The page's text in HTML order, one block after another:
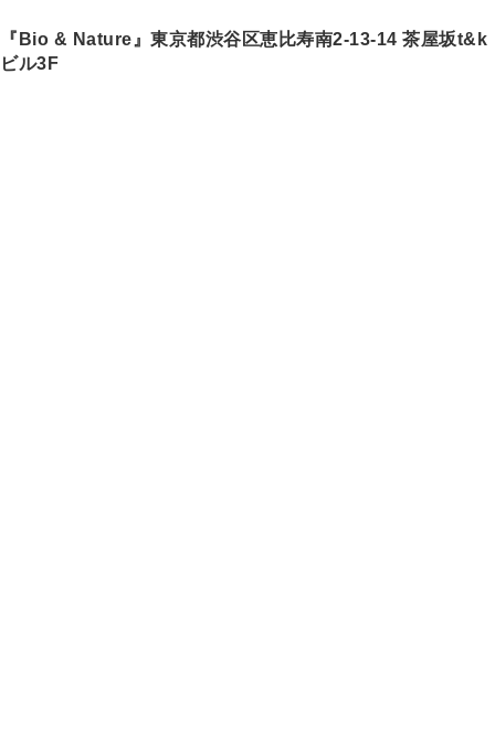
『Bio & Nature』東京都渋谷区恵比寿南2-13-14 茶屋坂t&k
ビル3F